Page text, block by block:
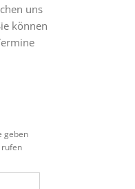
uns
können
geben
rufen